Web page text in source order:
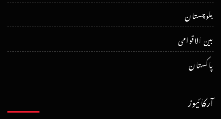
بلوچستان
بین الاقوامی
پاکستان
آرکائیوز